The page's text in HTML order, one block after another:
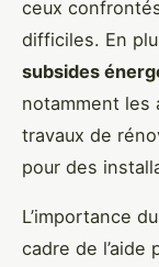
ceux
difficiles. En
subsides
notamment les
travaux de
pour des
L’importance
cadre de l’aide